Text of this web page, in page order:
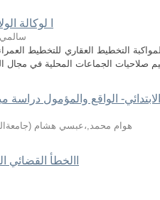
ا لوكالة
ولمواكبة التخطيط العقاري للتخطيط
هوام محمد,،عبسي هشام (
االخطأ